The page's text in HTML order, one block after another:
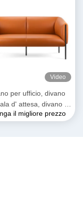
Video
per ufficio, divano
d' attesa, divano a
per ufficio, divano
il migliore prezzo